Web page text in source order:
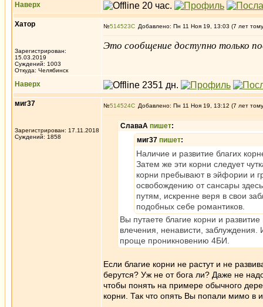
Наверх
Хатор
Зарегистрирован:
15.03.2019
Суждений: 1003
Откуда: Челябинск
№514523 Добавлено: Пн 11 Ноя 19, 13:03 (7 лет
Это сообщение доступно только
Наверх
миг37
Зарегистрирован: 17.11.2018
Суждений: 1858
№514524 Добавлено: Пн 11 Ноя 19, 13:12 (7 лет
СлаваА пишет:
миг37 пишет:
Наличие и развитие благих
Затем же эти корни следует
корни пребывают в эйфории и
освобождению от сансары
путям, искренне веря в свои
подобных себе романтиков.
Вы путаете благие корни и
влечения, ненависти,
проще проникновению 4БИ.
Если благие корни не растут и не
берутся? Уж не от бога ли? Даже не
чтобы понять на примере обычного
корни. Так что опять Вы попали мимо в